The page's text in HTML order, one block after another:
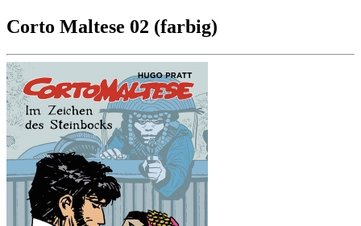
Corto Maltese 02 (farbig)